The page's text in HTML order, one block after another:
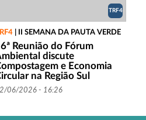
TRF4
II SEMANA DA PAUTA VERDE
Reunião do Fórum
discute
e Economia
na Região Sul
06/2026 - 16:26